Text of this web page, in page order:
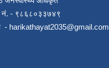
- ९८६८०३३७४९
- harikathayat2035@gmail.com